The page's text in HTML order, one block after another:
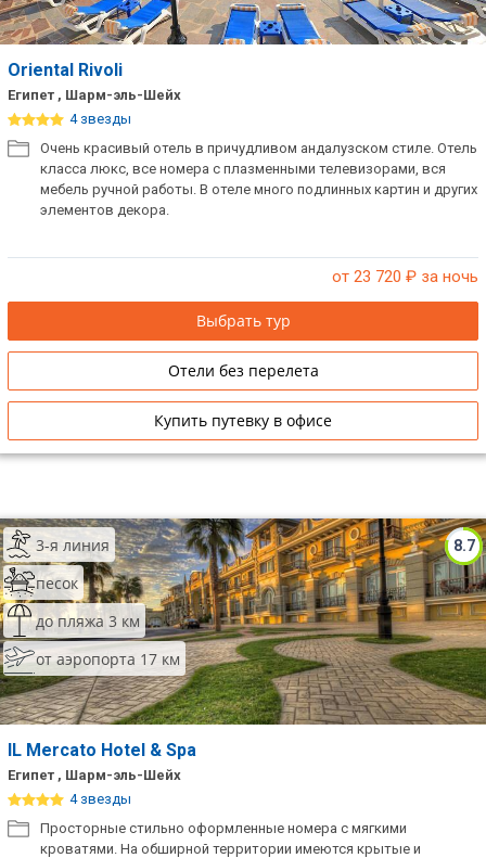
Oriental Rivoli
Египет , Шарм-эль-Шейх
4 звезды
Очень красивый отель в причудливом андалузском стиле. Отель
класса люкс, все номера с плазменными телевизорами, вся
мебель ручной работы. В отеле много подлинных картин и других
элементов декора.
от 23 720 ₽ за ночь
Выбрать тур
Отели без перелета
Купить путевку в офисе
8.7
3-я линия
песок
до пляжа 3 км
от аэропорта 17 км
IL Mercato Hotel & Spa
Египет , Шарм-эль-Шейх
4 звезды
Просторные стильно оформленные номера с мягкими
кроватями. На обширной территории имеются крытые и